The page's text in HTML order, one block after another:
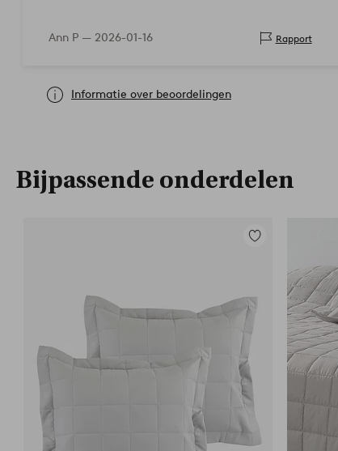
Ann P — 2026-01-16 Rapport
Informatie over beoordelingen
Bijpassende onderdelen
Toevoegen
favorieten